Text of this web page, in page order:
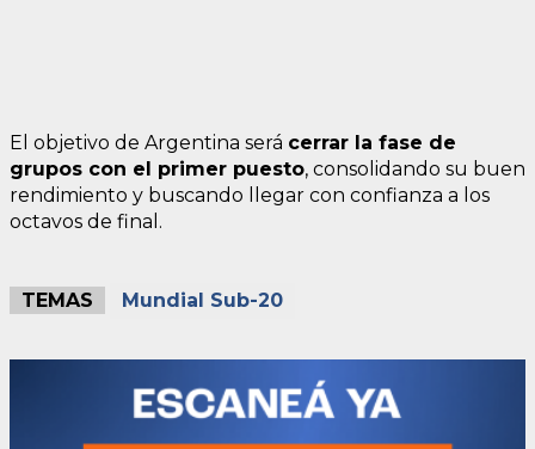
El objetivo de Argentina será cerrar la fase de
grupos con el primer puesto, consolidando su buen
rendimiento y buscando llegar con confianza a los
octavos de final.
TEMAS Mundial Sub-20